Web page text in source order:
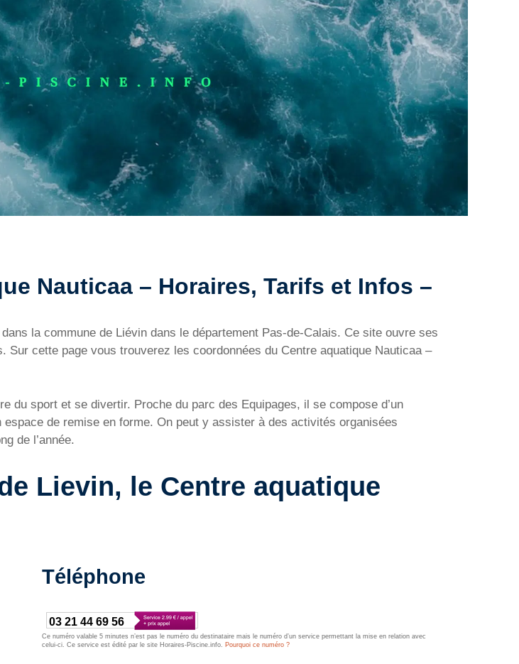
Nauticaa – Horaires, Tarifs et Infos –
la commune de Liévin dans le département Pas-de-Calais. Ce site ouvre ses
Sur cette page vous trouverez les coordonnées du Centre aquatique Nauticaa –
du sport et se divertir. Proche du parc des Equipages, il se compose d’un
de remise en forme. On peut y assister à des activités organisées
de l’année.
Lievin, le Centre aquatique
Téléphone
03 21 44 69 56
Ce numéro valable 5 minutes n’est pas le numéro du destinataire mais le numéro d’un service permettant la mise en relation avec
celui-ci. Ce service est édité par le site Horaires-Piscine.info. Pourquoi ce numéro ?